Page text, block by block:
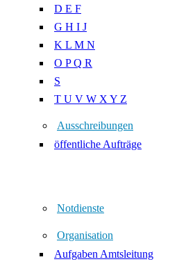
D E F
G H I J
K L M N
O P Q R
S
T U V W X Y Z
Ausschreibungen
öffentliche Aufträge
Notdienste
Organisation
Aufgaben Amtsleitung